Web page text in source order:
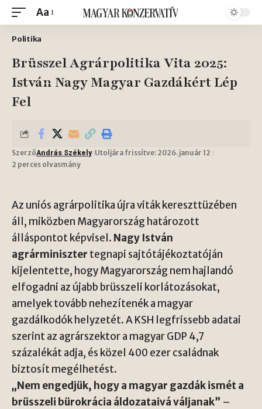
Aa
Politika
Brüsszel Agrárpolitika Vita 2025:
István Nagy Magyar Gazdákért Lép
Fel
SzerzőAndrás Székely Utoljára frissítve: 2026. január 12
2 perces olvasmány
Az uniós agrárpolitika újra viták kereszttüzében
áll, miközben Magyarország határozott
álláspontot képvisel. Nagy István
agrárminiszter tegnapi sajtótájékoztatóján
kijelentette, hogy Magyarország nem hajlandó
elfogadni az újabb brüsszeli korlátozásokat,
amelyek tovább nehezítenék a magyar
gazdálkodók helyzetét. A KSH legfrissebb adatai
szerint az agrárszektor a magyar GDP 4,7
százalékát adja, és közel 400 ezer családnak
biztosít megélhetést.
„Nem engedjük, hogy a magyar gazdák ismét a
brüsszeli bürokrácia áldozataivá váljanak” –